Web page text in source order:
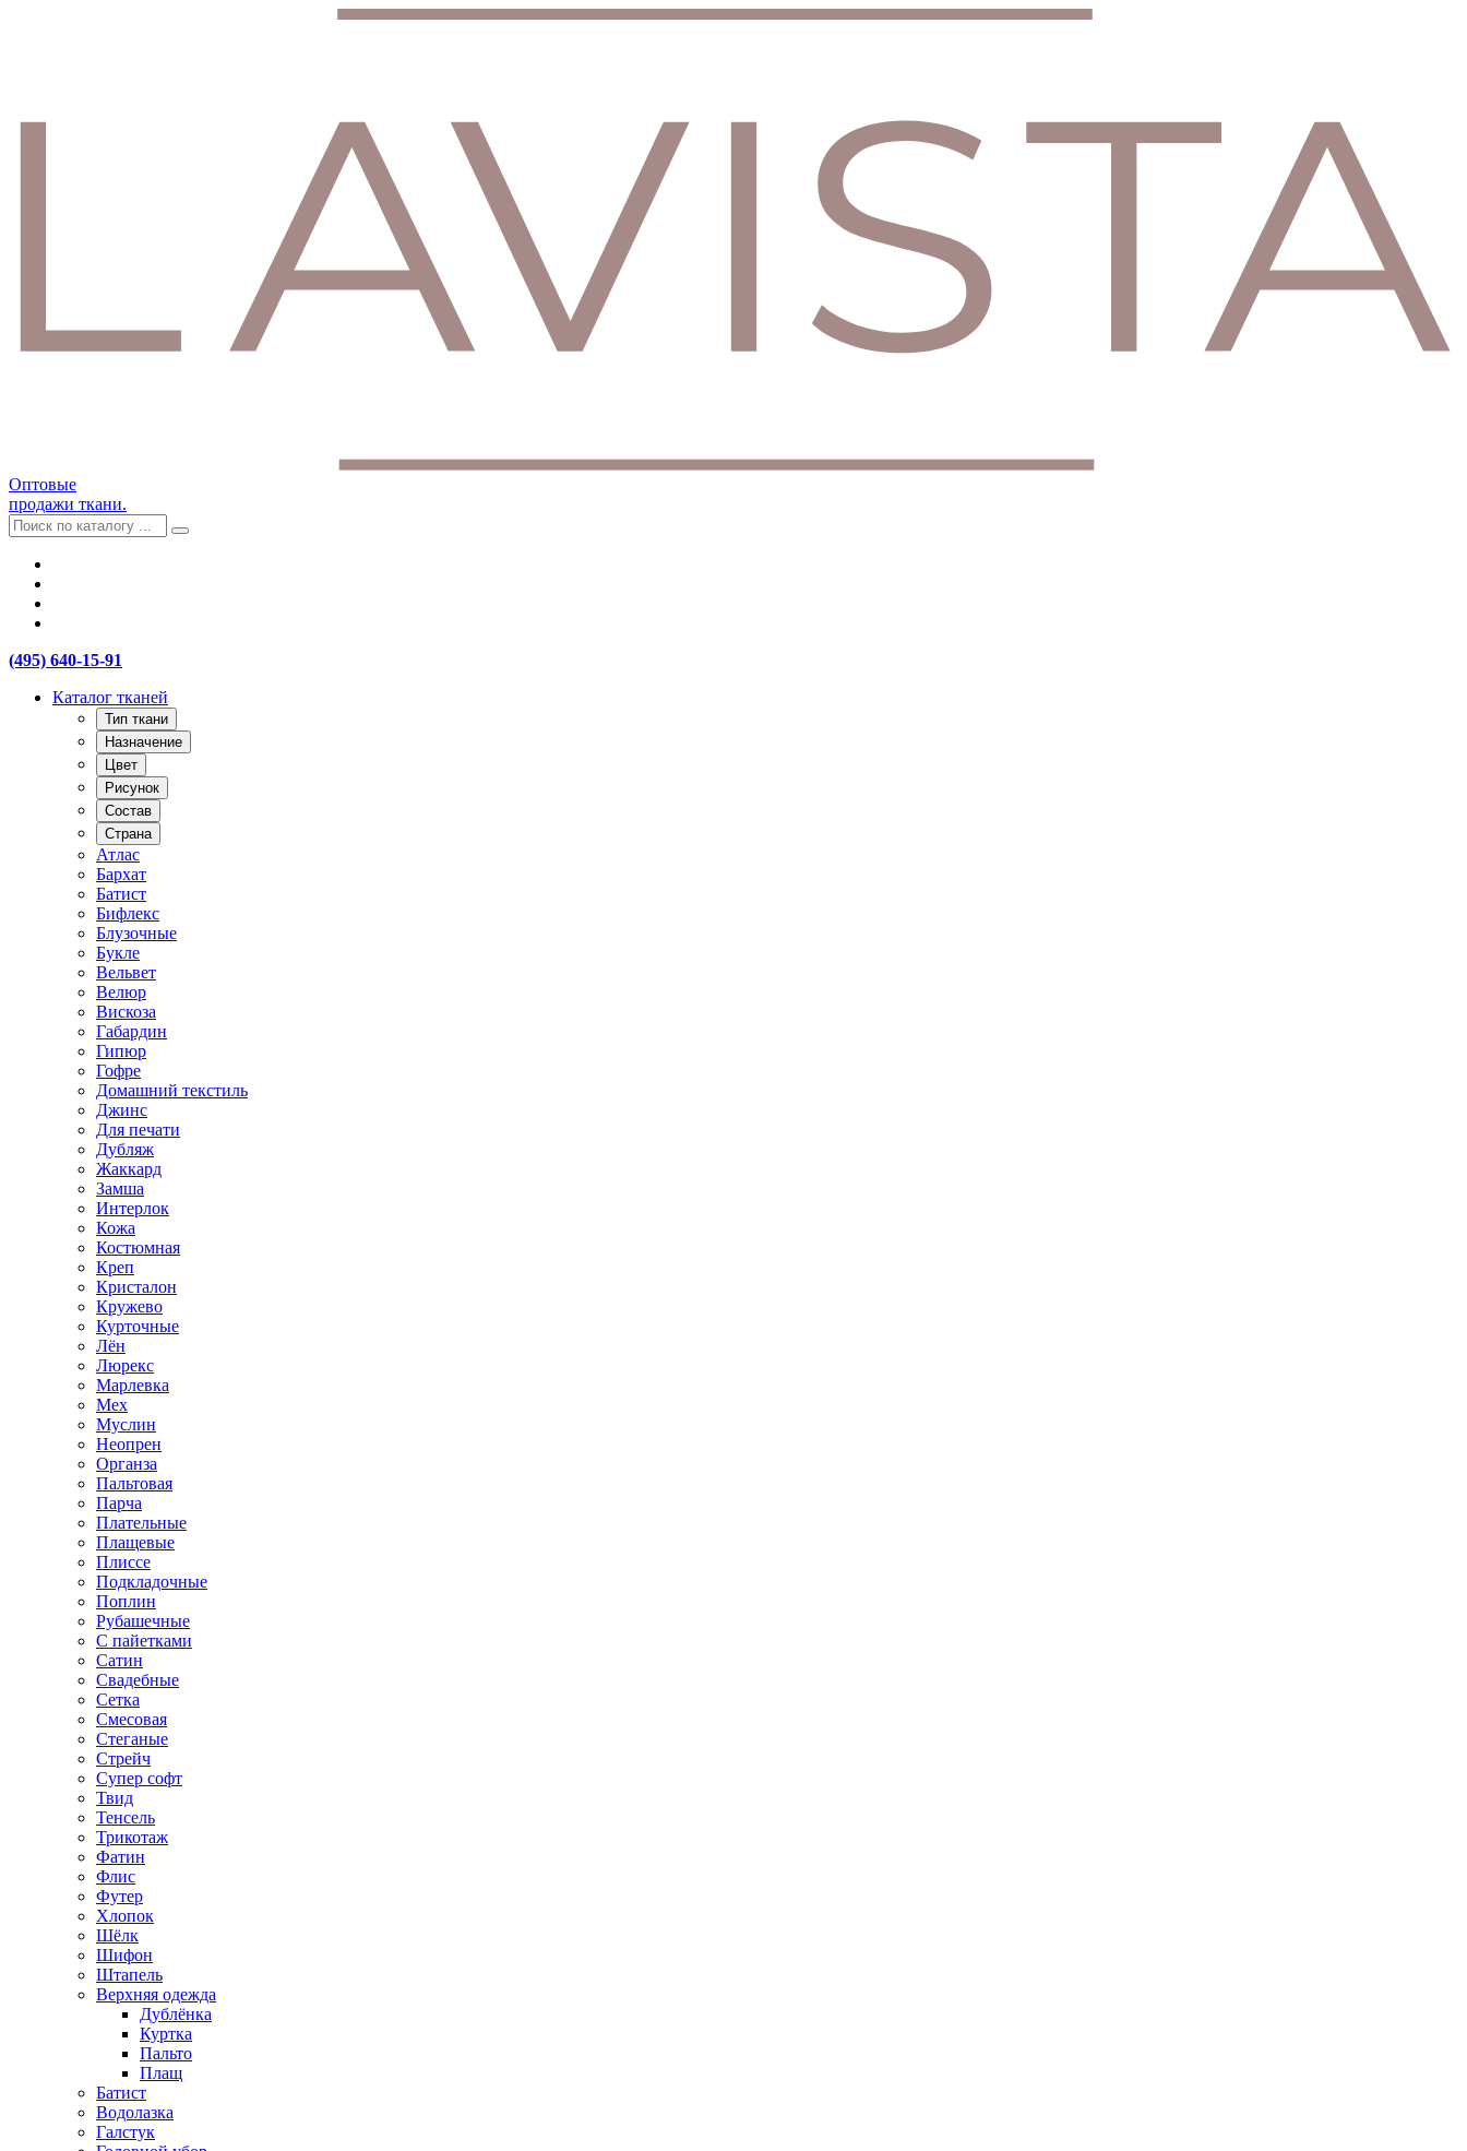
Оптовые
продажи ткани.
(495) 640-15-91
Каталог тканей
Тип ткани
Назначение
Цвет
Рисунок
Состав
Страна
Атлас
Бархат
Батист
Бифлекс
Блузочные
Букле
Вельвет
Велюр
Вискоза
Габардин
Гипюр
Гофре
Домашний текстиль
Джинс
Для печати
Дубляж
Жаккард
Замша
Интерлок
Кожа
Костюмная
Креп
Кристалон
Кружево
Курточные
Лён
Люрекс
Марлевка
Мех
Муслин
Неопрен
Органза
Пальтовая
Парча
Плательные
Плащевые
Плиссе
Подкладочные
Поплин
Рубашечные
С пайетками
Сатин
Свадебные
Сетка
Смесовая
Стеганые
Стрейч
Супер софт
Твид
Тенсель
Трикотаж
Фатин
Флис
Футер
Хлопок
Шёлк
Шифон
Штапель
Верхняя одежда
Дублёнка
Куртка
Пальто
Плащ
Батист
Водолазка
Галстук